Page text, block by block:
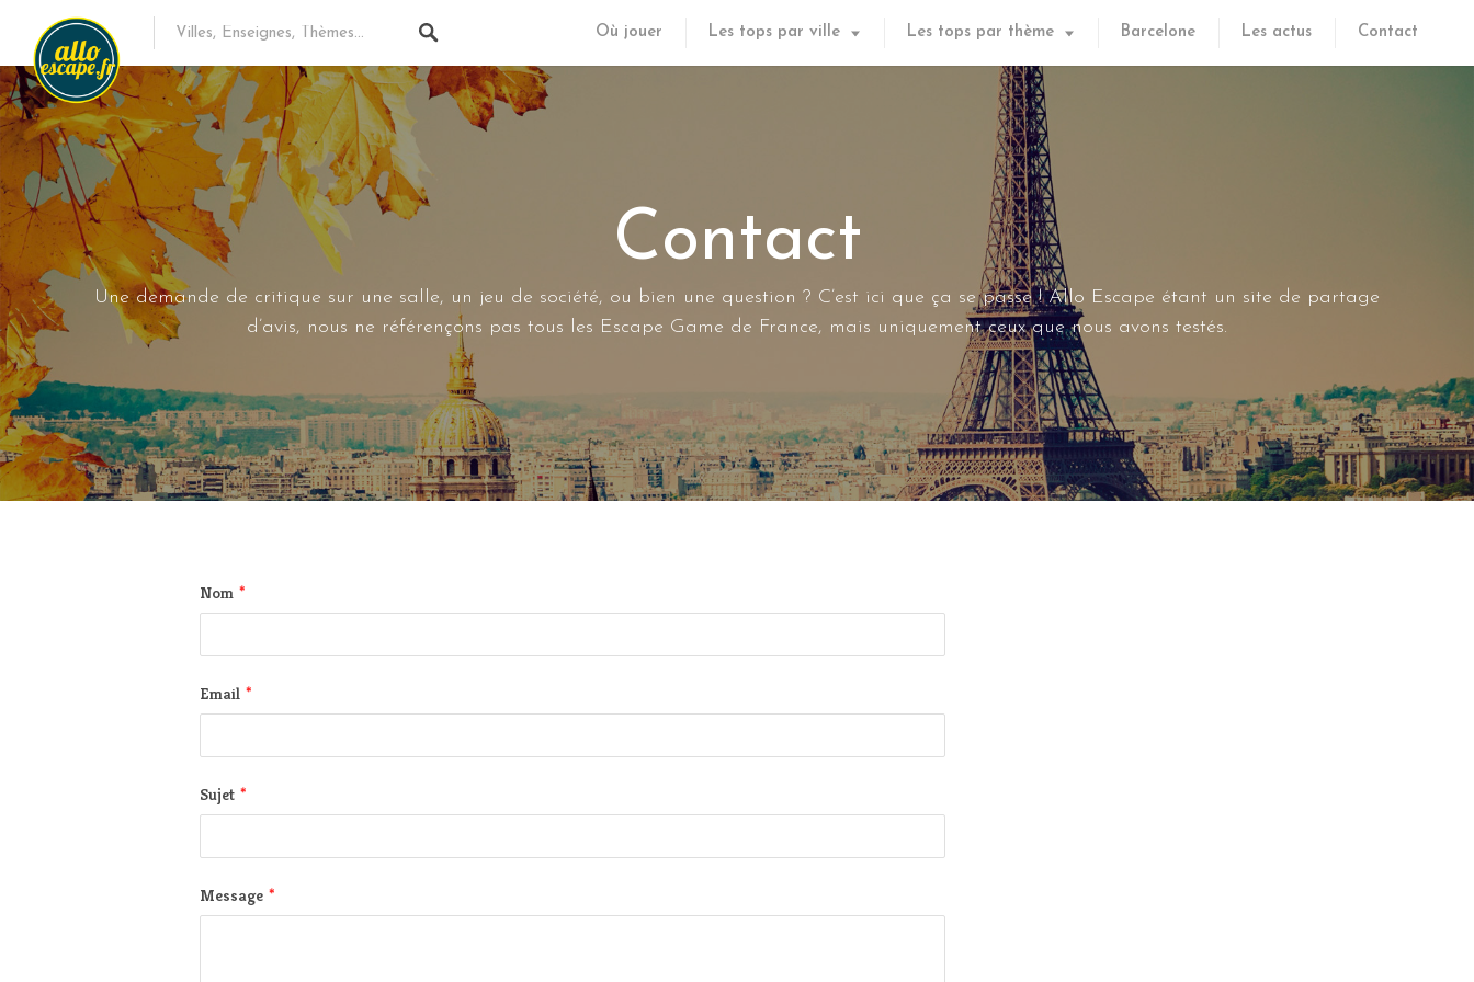
Où jouer Les tops par ville Les tops par thème Barcelone Les actus Contact
Contact
Une demande de critique sur une salle, un jeu de société, ou bien une question ? C’est ici que ça se passe ! Allo Escape étant un site de partage
d’avis, nous ne référençons pas tous les Escape Game de France, mais uniquement ceux que nous avons testés.
Nom *
Email *
Sujet *
Message *